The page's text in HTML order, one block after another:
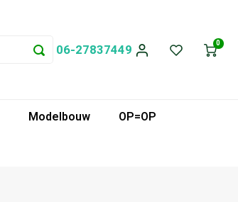
06-27837449 0
Modelbouw
OP=OP